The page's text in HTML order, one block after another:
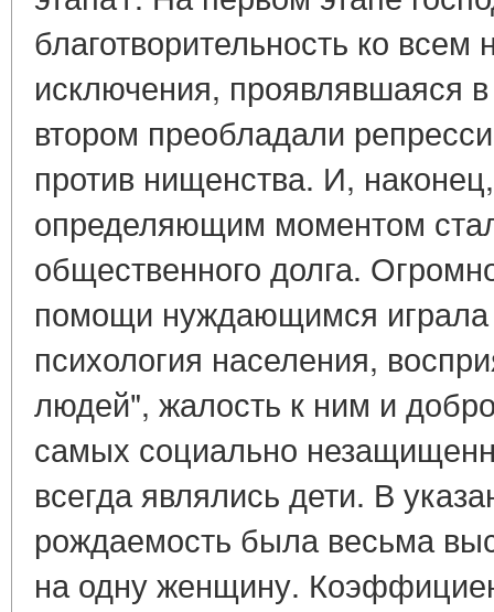
благотворительность ко
исключения, проявлявшаяся
втором преобладали
против нищенства. И,
определяющим моментом
общественного долга.
помощи нуждающимся играла
психология населения,
людей", жалость к ним и
самых социально
всегда являлись дети. В
рождаемость была весьма
на одну женщину.